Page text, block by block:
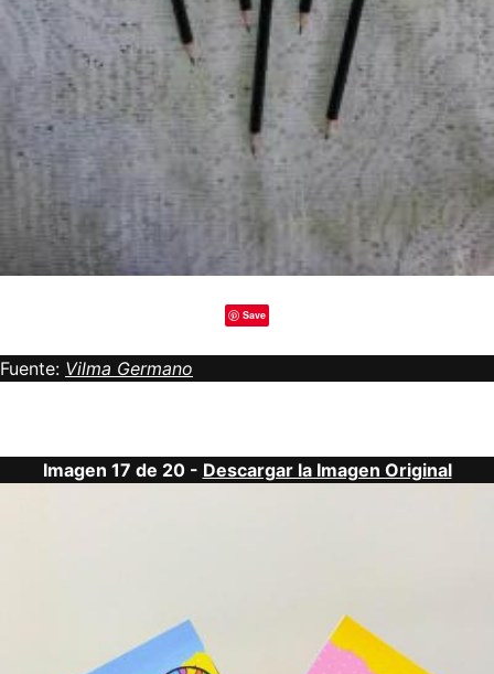
Save
Fuente: Vilma Germano
Imagen 17 de 20 - Descargar la Imagen Original